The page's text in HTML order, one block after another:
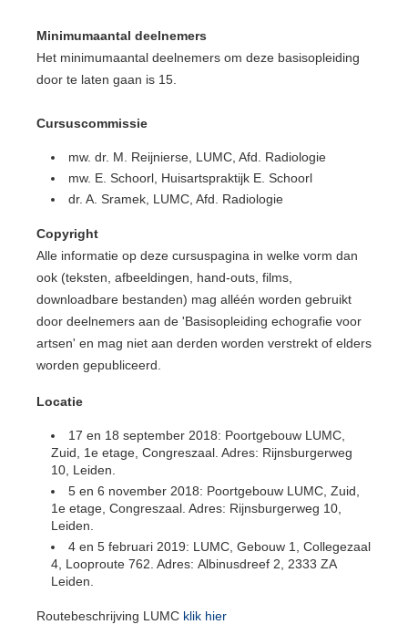
Minimumaantal deelnemers
Het minimumaantal deelnemers om deze basisopleiding
door te laten gaan is 15.
Cursuscommissie
mw. dr. M. Reijnierse, LUMC, Afd. Radiologie
mw. E. Schoorl, Huisartspraktijk E. Schoorl
dr. A. Sramek, LUMC, Afd. Radiologie
Copyright
Alle informatie op deze cursuspagina in welke vorm dan
ook (teksten, afbeeldingen, hand-outs, films,
downloadbare bestanden) mag alléén worden gebruikt
door deelnemers aan de 'Basisopleiding echografie voor
artsen' en mag niet aan derden worden verstrekt of elders
worden gepubliceerd.
Locatie
17 en 18 september 2018: Poortgebouw LUMC,
Zuid, 1e etage, Congreszaal. Adres: Rijnsburgerweg
10, Leiden.
5 en 6 november 2018: Poortgebouw LUMC, Zuid,
1e etage, Congreszaal. Adres: Rijnsburgerweg 10,
Leiden.
4 en 5 februari 2019: LUMC, Gebouw 1, Collegezaal
4, Looproute 762. Adres: Albinusdreef 2, 2333 ZA
Leiden.
Routebeschrijving LUMC klik hier